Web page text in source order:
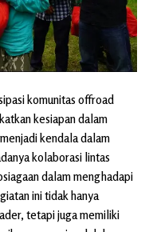
komunitas offroad
kesiapan dalam
kendala dalam
kolaborasi lintas
dalam menghadapi
ini tidak hanya
tetapi juga memiliki